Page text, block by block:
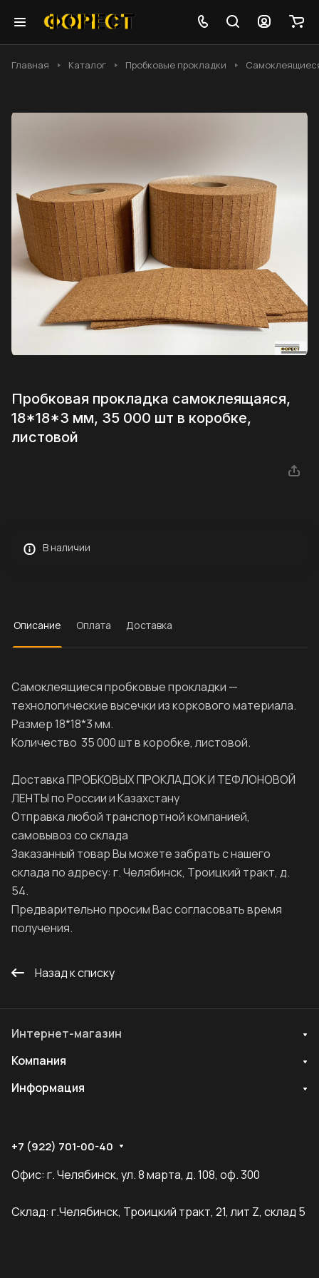
Главная Каталог Пробковые прокладки
Пробковая прокладка самоклеящаяся,
18*18*3 мм, 35 000 шт в коробке,
листовой
В наличии
Описание Оплата Доставка
Самоклеящиеся пробковые прокладки —
технологические высечки из коркового материала.
Размер 18*18*3 мм.
Количество 35 000 шт в коробке, листовой.
Доставка ПРОБКОВЫХ ПРОКЛАДОК И ТЕФЛОНОВОЙ
ЛЕНТЫ по России и Казахстану
Отправка любой транспортной компанией,
самовывоз со склада
Заказанный товар Вы можете забрать с нашего
склада по адресу: г. Челябинск, Троицкий тракт, д.
54.
Предварительно просим Вас согласовать время
получения.
Назад к списку
Интернет-магазин
Компания
Информация
+7 (922) 701-00-40
Офис: г. Челябинск, ул. 8 марта, д. 108, оф. 300
Склад: г.Челябинск, Троицкий тракт, 21, лит Z, склад 5